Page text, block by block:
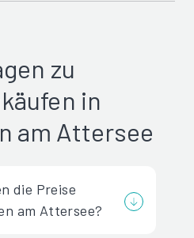
zu
in
am Attersee
die Preise
am Attersee?